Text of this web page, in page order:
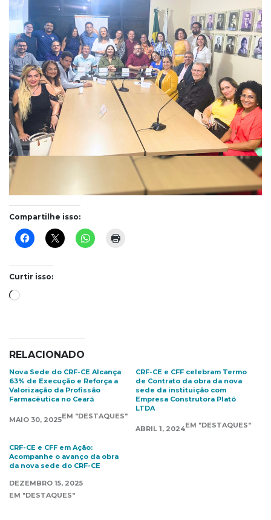
Compartilhe isso:
Curtir isso:
Carregando...
RELACIONADO
Nova Sede do CRF-CE Alcança
63% de Execução e Reforça a
Valorização da Profissão
Farmacêutica no Ceará
MAIO 30, 2025EM "DESTAQUES"
CRF-CE e CFF celebram Termo
de Contrato da obra da nova
sede da instituição com
Empresa Construtora Platô
LTDA
ABRIL 1, 2024EM "DESTAQUES"
CRF-CE e CFF em Ação:
Acompanhe o avanço da obra
da nova sede do CRF-CE
DEZEMBRO 15, 2025
EM "DESTAQUES"